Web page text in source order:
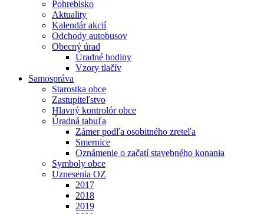
Pohrebisko
Aktuality
Kalendár akcií
Odchody autobusov
Obecný úrad
Úradné hodiny
Vzory tlačív
Samospráva
Starostka obce
Zastupiteľstvo
Hlavný kontrolór obce
Úradná tabuľa
Zámer podľa osobitného zreteľa
Smernice
Oznámenie o začatí stavebného konania
Symboly obce
Uznesenia OZ
2017
2018
2019